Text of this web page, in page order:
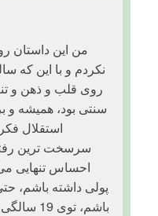
من این داستان
نکردم و با این که
روی قلب و ذهن و
سنتی بود، همیشه و
استقلال
سرسخت ترین
احساس تنهایی
پولی داشته باشم،
باشم،